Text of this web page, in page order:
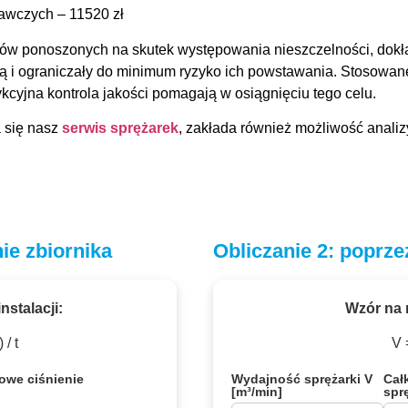
– 11520 zł
ponoszonych na skutek występowania nieszczelności,
i ograniczały do minimum ryzyko ich powstawania.
kontrola jakości pomagają w osiągnięciu tego celu.
się nasz serwis sprężarek, zakłada również możliwość
zbiornika
/ t
ciśnienie
Obliczanie 2:
Wzór na
V
Wydajność sprężarki V
[m³/min]